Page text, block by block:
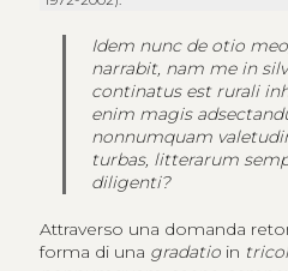
Idem nunc de otio
narrabit, nam me in
continatus est rurali
enim magis
nonnumquam
turbas, litterarum
diligenti?
Attraverso una domanda
forma di una gradatio in